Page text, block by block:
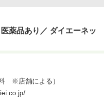
薬品あり／ ダイエーネッ
※店舗による）